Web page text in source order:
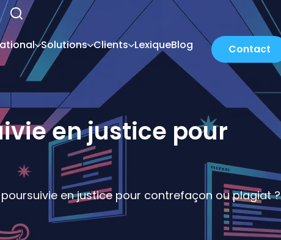
Solutions Clients LexiqueBlog Contact
en justice pour
poursuivie en justice pour contrefaçon ou plagiat ?